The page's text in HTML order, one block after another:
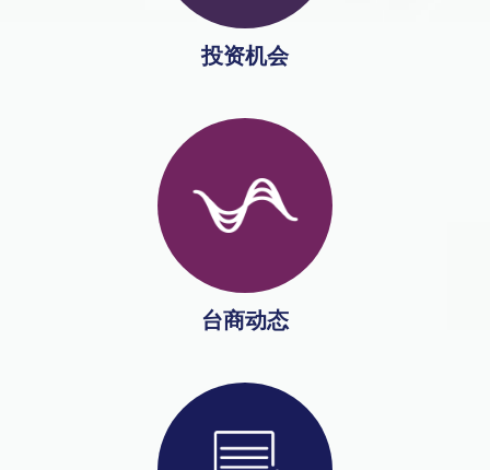
投资机会
台商动态